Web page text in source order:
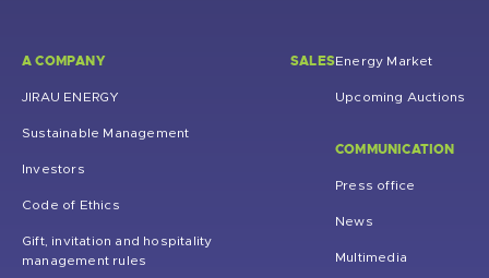
A COMPANY
JIRAU ENERGY
Sustainable Management
Investors
Code of Ethics
Gift, invitation and hospitality
management rules
SALESEnergy Market
Upcoming Auctions
COMMUNICATION
Press office
News
Multimedia